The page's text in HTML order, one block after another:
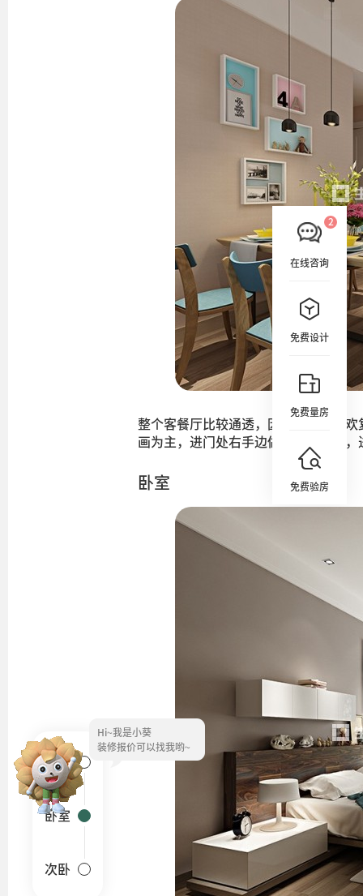
在线咨询
免费设计
免费量房
免费验房
整个客餐厅比较通透，因为客户不喜
画为主，进门处右手边做了一排鞋柜
卧室
客厅
卧室
次卧
Hi~我是小葵
装修报价可以找我哟~